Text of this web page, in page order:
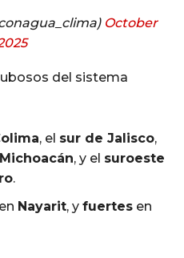
October
del sistema
, el sur de Jalisco,
, y el suroeste
.
en Nayarit, y fuertes en